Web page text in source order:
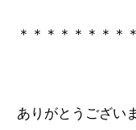
＊＊＊＊＊＊＊＊
ありがとうござい